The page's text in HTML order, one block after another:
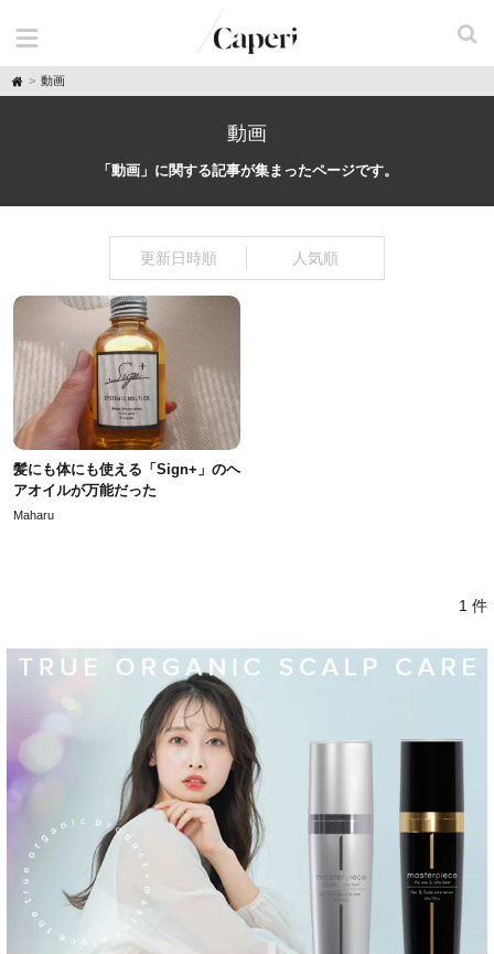
H
o
動画
動画
「動画」に関する記事が集まったページです。
更新日時順 人気順
髪にも体にも使える「Sign+」のヘ
アオイルが万能だった
Maharu
1 件